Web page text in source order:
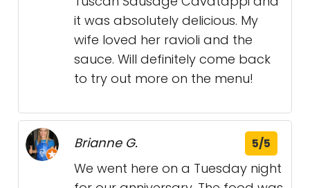
it was absolutely delicious. My
wife loved her ravioli and the
sauce. Will definitely come back
to try out more on the menu!
Brianne G. 5/5
We went here on a Tuesday night